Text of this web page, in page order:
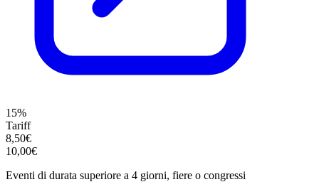
15%
Tariff
8,50€
10,00€
Eventi di durata superiore a 4 giorni, fiere o congressi